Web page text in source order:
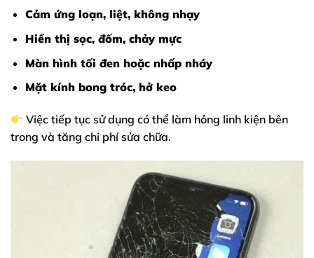
Cảm ứng loạn, liệt, không nhạy
Hiển thị sọc, đốm, chảy mực
Màn hình tối đen hoặc nhấp nháy
Mặt kính bong tróc, hở keo
Việc tiếp tục sử dụng có thể làm hỏng linh kiện bên
trong và tăng chi phí sửa chữa.